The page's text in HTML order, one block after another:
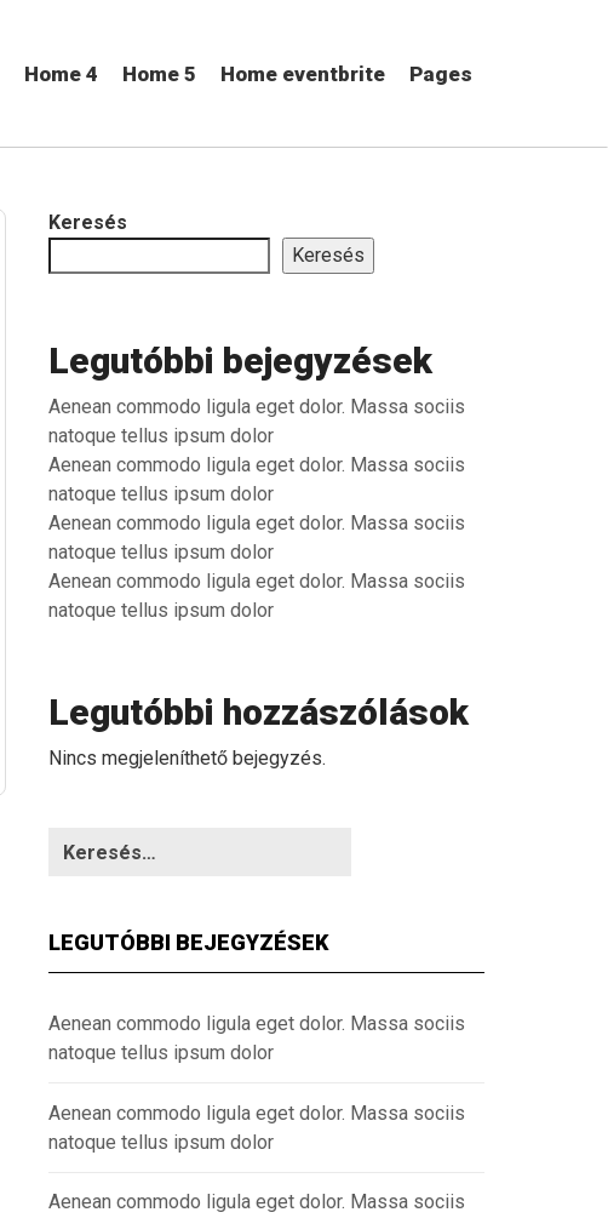
Home 4 Home 5 Home eventbrite Pages
Keresés
Keresés
Legutóbbi bejegyzések
Aenean commodo ligula eget dolor. Massa sociis
natoque tellus ipsum dolor
Aenean commodo ligula eget dolor. Massa sociis
natoque tellus ipsum dolor
Aenean commodo ligula eget dolor. Massa sociis
natoque tellus ipsum dolor
Aenean commodo ligula eget dolor. Massa sociis
natoque tellus ipsum dolor
Legutóbbi hozzászólások
Nincs megjeleníthető bejegyzés.
LEGUTÓBBI BEJEGYZÉSEK
Aenean commodo ligula eget dolor. Massa sociis
natoque tellus ipsum dolor
Aenean commodo ligula eget dolor. Massa sociis
natoque tellus ipsum dolor
Aenean commodo ligula eget dolor. Massa sociis